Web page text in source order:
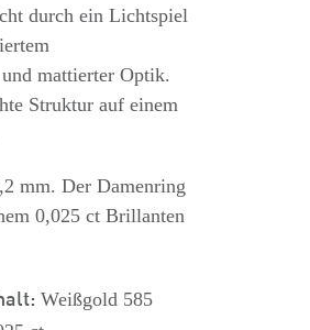
durch ein Lichtspiel
mattierter Optik.
Struktur auf einem
mm. Der Damenring
0,025 ct Brillanten
Weißgold 585